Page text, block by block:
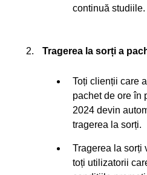
continuă studiile.
Tragerea la sorți a
Toți clienții care
pachet de ore în
2024 devin
tragerea la sorți.
Tragerea la sorți
toți utilizatorii